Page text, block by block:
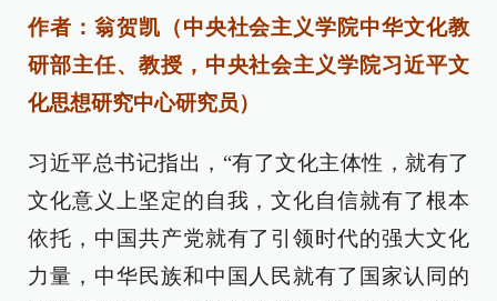
作者：翁贺凯（中央社会主义学院中华文化教
研部主任、教授，中央社会主义学院习近平文
化思想研究中心研究员）
习近平总书记指出，“有了文化主体性，就有了
文化意义上坚定的自我，文化自信就有了根本
依托，中国共产党就有了引领时代的强大文化
力量，中华民族和中国人民就有了国家认同的